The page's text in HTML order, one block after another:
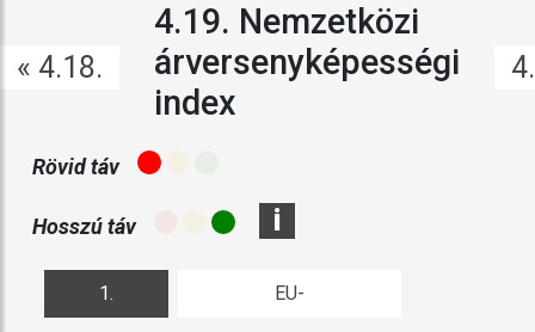
« 4.18.
4.19. Nemzetközi
árversenyképességi
index
Rövid táv
Hosszú táv i
1. EU-